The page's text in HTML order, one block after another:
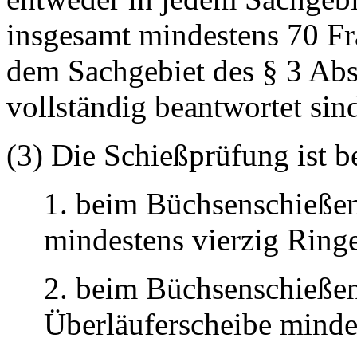
insgesamt mindestens 70
dem Sachgebiet des § 3
vollständig beantwortet
(3) Die Schießprüfung ist
1. beim
mindestens vierzig
2. beim
Überläuferscheibe